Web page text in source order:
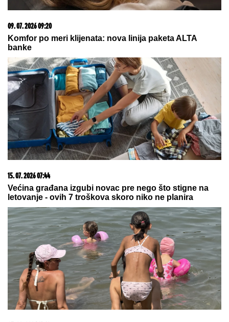
20. 07. 2026 08:04
REGISTRUJ SE UZ PROMO KOD CASINO Preuzmi
1500 BESPLATNIH SPINOVA
08. 08. 2026 06:42
PONOVO ZGROZIO SVET! Novi skandal Đanija
Infantina